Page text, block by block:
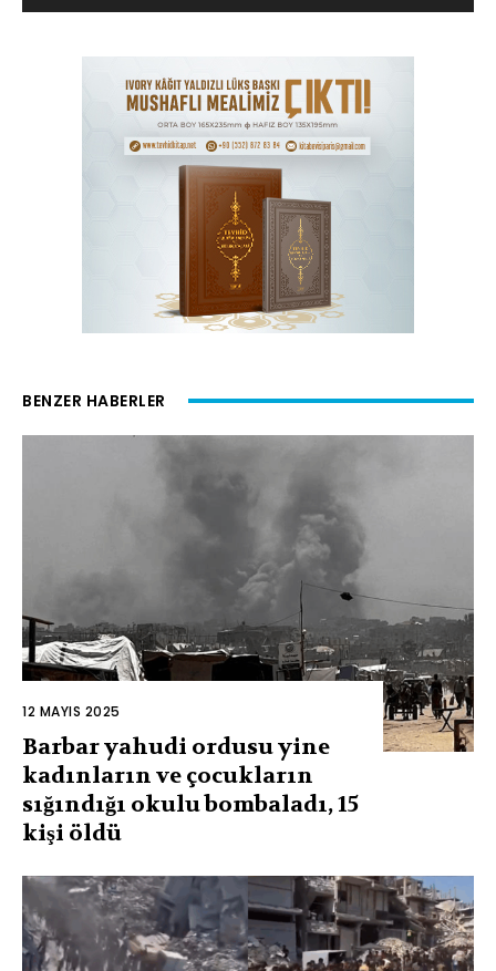
BENZER HABERLER
12 MAYIS 2025
Barbar yahudi ordusu yine
kadınların ve çocukların
sığındığı okulu bombaladı, 15
kişi öldü